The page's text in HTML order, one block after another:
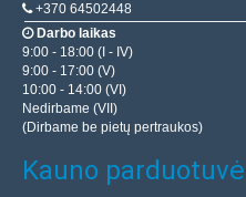
+370 64502448
Darbo laikas
9:00 - 18:00 (I - IV)
9:00 - 17:00 (V)
10:00 - 14:00 (VI)
Nedirbame (VII)
(Dirbame be pietų pertraukos)
Kauno parduotuvė